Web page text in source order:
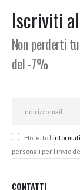
Iscriviti
Non perderti
del -7%
Ho letto l'
personali per l’invio
CONTATTI